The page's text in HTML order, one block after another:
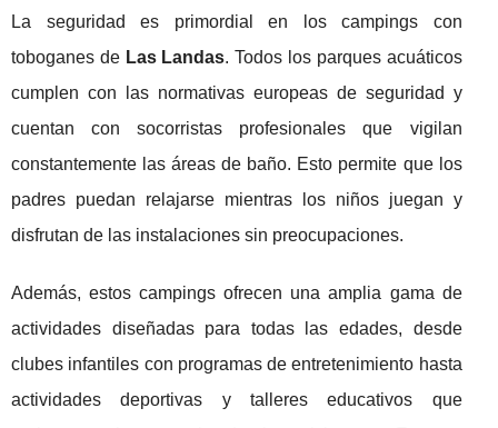
La seguridad es primordial en los campings con
toboganes de Las Landas. Todos los parques acuáticos
cumplen con las normativas europeas de seguridad y
cuentan con socorristas profesionales que vigilan
constantemente las áreas de baño. Esto permite que los
padres puedan relajarse mientras los niños juegan y
disfrutan de las instalaciones sin preocupaciones.
Además, estos campings ofrecen una amplia gama de
actividades diseñadas para todas las edades, desde
clubes infantiles con programas de entretenimiento hasta
actividades deportivas y talleres educativos que